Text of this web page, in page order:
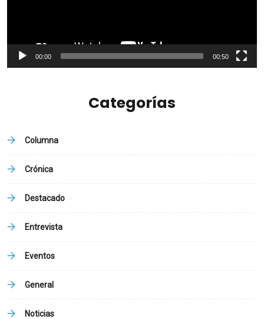
00:00 00:50
Categorías
Columna
Crónica
Destacado
Entrevista
Eventos
General
Noticias